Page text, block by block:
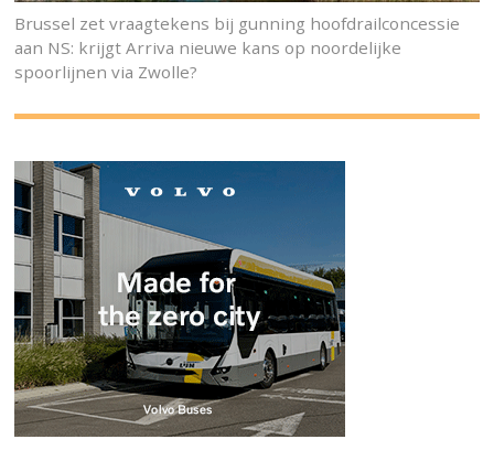
Brussel zet vraagtekens bij gunning hoofdrailconcessie
aan NS: krijgt Arriva nieuwe kans op noordelijke
spoorlijnen via Zwolle?